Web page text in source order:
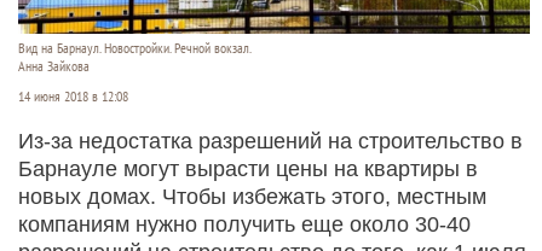
Вид на Барнаул. Новостройки. Речной вокзал.
Анна Зайкова
14 июня 2018 в 12:08
Из-за недостатка разрешений на строительство в
Барнауле могут вырасти цены на квартиры в
новых домах. Чтобы избежать этого, местным
компаниям нужно получить еще около 30-40